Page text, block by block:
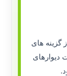
یکی از گزینه های
دیوارهای